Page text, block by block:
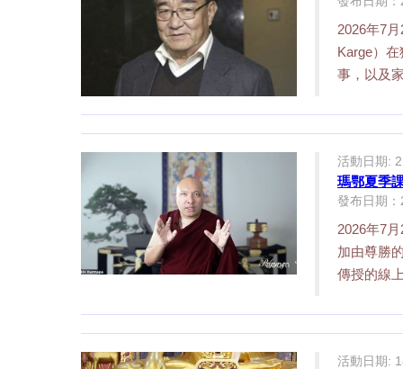
2026年7
Karge）
事，以及
活動日期:
瑪鄂夏季
發布日期
2026年7
加由尊勝
傳授的線
活動日期: